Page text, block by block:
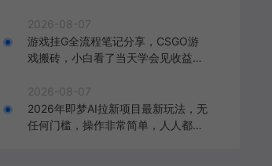
2026-08-07
游戏挂G全流程笔记分享，CSGO游
戏搬砖，小白看了当天学会见收益
2026-08-07
2026年即梦AI拉新项目最新玩法，无
任何门槛，操作非常简单，人人都可